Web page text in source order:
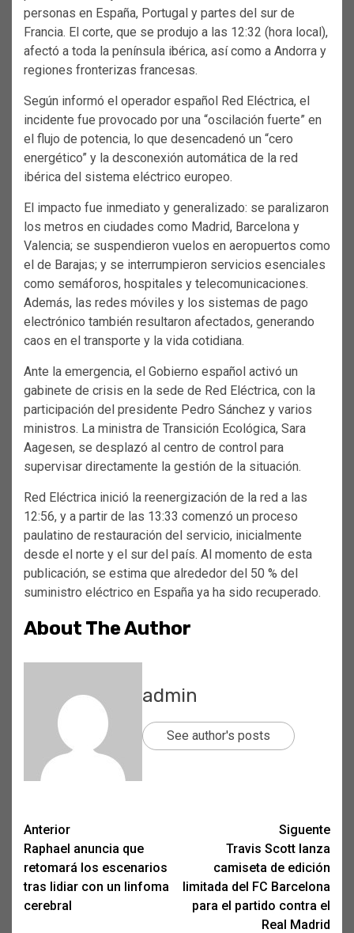
personas en España, Portugal y partes del sur de
Francia. El corte, que se produjo a las 12:32 (hora local),
afectó a toda la península ibérica, así como a Andorra y
regiones fronterizas francesas.
Según informó el operador español Red Eléctrica, el
incidente fue provocado por una “oscilación fuerte” en
el flujo de potencia, lo que desencadenó un “cero
energético” y la desconexión automática de la red
ibérica del sistema eléctrico europeo.
El impacto fue inmediato y generalizado: se paralizaron
los metros en ciudades como Madrid, Barcelona y
Valencia; se suspendieron vuelos en aeropuertos como
el de Barajas; y se interrumpieron servicios esenciales
como semáforos, hospitales y telecomunicaciones.
Además, las redes móviles y los sistemas de pago
electrónico también resultaron afectados, generando
caos en el transporte y la vida cotidiana.
Ante la emergencia, el Gobierno español activó un
gabinete de crisis en la sede de Red Eléctrica, con la
participación del presidente Pedro Sánchez y varios
ministros. La ministra de Transición Ecológica, Sara
Aagesen, se desplazó al centro de control para
supervisar directamente la gestión de la situación.
Red Eléctrica inició la reenergización de la red a las
12:56, y a partir de las 13:33 comenzó un proceso
paulatino de restauración del servicio, inicialmente
desde el norte y el sur del país. Al momento de esta
publicación, se estima que alrededor del 50 % del
suministro eléctrico en España ya ha sido recuperado.
About The Author
admin
See author's posts
Post
navigation
Anterior
Raphael anuncia que
retomará los escenarios
tras lidiar con un linfoma
cerebral
Siguente
Travis Scott lanza
camiseta de edición
limitada del FC Barcelona
para el partido contra el
Real Madrid